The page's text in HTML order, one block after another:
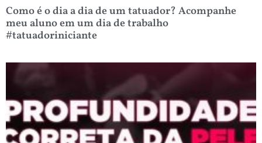
Como é o dia a dia de um tatuador? Acompanhe
meu aluno em um dia de trabalho
#tatuadoriniciante